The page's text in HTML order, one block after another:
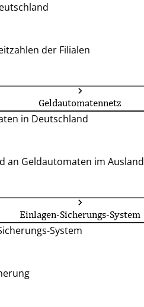
der Filialen
Geldautomatennetz
in Deutschland
an Geldautomaten im
Einlagen-Sicherungs-System
System